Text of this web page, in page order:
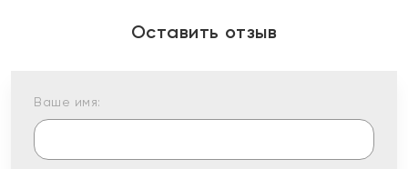
Оставить отзыв
Ваше имя: